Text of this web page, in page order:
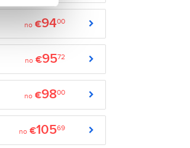
no €9400
no €9572
no €9800
no €10569